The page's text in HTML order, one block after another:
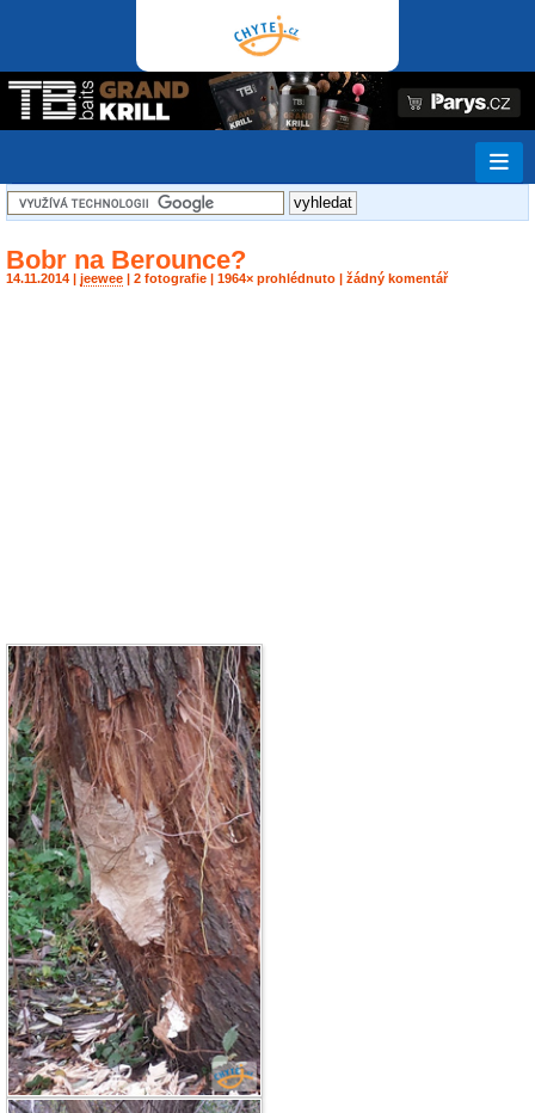
Bobr na Berounce?
14.11.2014 | jeewee | 2 fotografie | 1964× prohlédnuto | žádný komentář